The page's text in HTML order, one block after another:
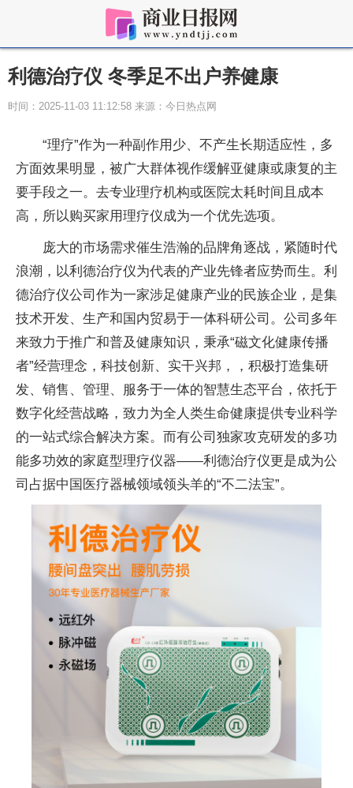
利德治疗仪 冬季足不出户养健康
时间：2025-11-03 11:12:58 来源：今日热点网
“理疗”作为一种副作用少、不产生长期适应性，多
方面效果明显，被广大群体视作缓解亚健康或康复的主
要手段之一。去专业理疗机构或医院太耗时间且成本
高，所以购买家用理疗仪成为一个优先选项。
庞大的市场需求催生浩瀚的品牌角逐战，紧随时代
浪潮，以利德治疗仪为代表的产业先锋者应势而生。利
德治疗仪公司作为一家涉足健康产业的民族企业，是集
技术开发、生产和国内贸易于一体科研公司。公司多年
来致力于推广和普及健康知识，秉承“磁文化健康传播
者”经营理念，科技创新、实干兴邦，，积极打造集研
发、销售、管理、服务于一体的智慧生态平台，依托于
数字化经营战略，致力为全人类生命健康提供专业科学
的一站式综合解决方案。而有公司独家攻克研发的多功
能多功效的家庭型理疗仪器——利德治疗仪更是成为公
司占据中国医疗器械领域领头羊的“不二法宝”。